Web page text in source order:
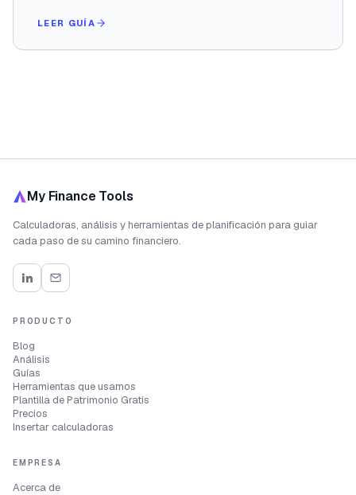
LEER GUÍA
My Finance Tools
Calculadoras, análisis y herramientas de planificación para guiar
cada paso de su camino financiero.
PRODUCTO
Blog
Análisis
Guías
Herramientas que usamos
Plantilla de Patrimonio Gratis
Precios
Insertar calculadoras
EMPRESA
Acerca de